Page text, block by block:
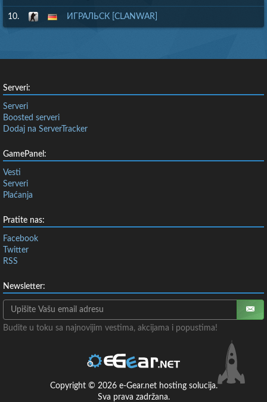
10. ИГРАЛЬСК [CLANWAR]
Serveri:
Serveri
Boosted serveri
Dodaj na ServerTracker
GamePanel:
Vesti
Serveri
Plaćanja
Pratite nas:
Facebook
Twitter
RSS
Newsletter:
Budite u toku sa najnovijim vestima, akcijama i popustima!
Copyright © 2026 e-Gear.net hosting solucija.
Sva prava zadržana.